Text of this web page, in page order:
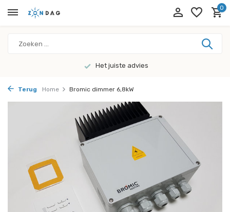
0
Het juiste advies
Terug Home Bromic dimmer 6,8kW